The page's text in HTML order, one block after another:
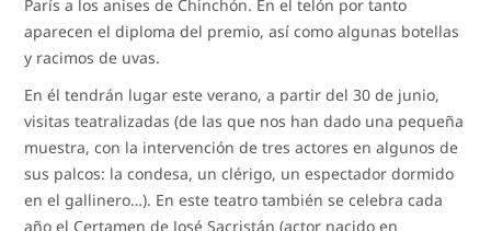
París a los anises de Chinchón. En el telón por tanto
aparecen el diploma del premio, así como algunas botellas
y racimos de uvas.
En él tendrán lugar este verano, a partir del 30 de junio,
visitas teatralizadas (de las que nos han dado una pequeña
muestra, con la intervención de tres actores en algunos de
sus palcos: la condesa, un clérigo, un espectador dormido
en el gallinero…). En este teatro también se celebra cada
año el Certamen de José Sacristán (actor nacido en